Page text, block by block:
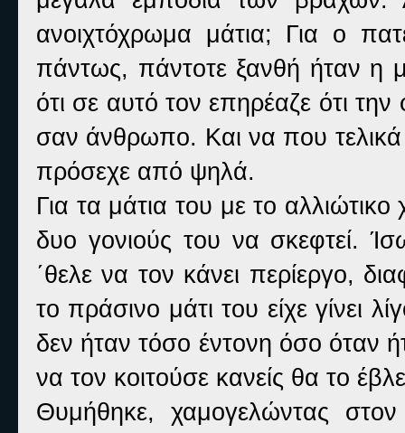
ανοιχτόχρωμα μάτια; Για ο
πάντως, πάντοτε ξανθή ήταν η
ότι σε αυτό τον επηρέαζε ότι
σαν άνθρωπο. Και να που τελικά
πρόσεχε από ψηλά.
Για τα μάτια του με το
δυο γονιούς του να σκεφτεί.
΄θελε να τον κάνει περίεργο,
το πράσινο μάτι του είχε γίνει
δεν ήταν τόσο έντονη όσο όταν
να τον κοιτούσε κανείς θα το
Θυμήθηκε, χαμογελώντας